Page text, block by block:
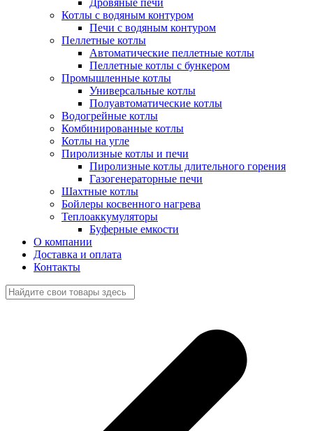
Дровяные печи
Котлы с водяным контуром
Печи с водяным контуром
Пеллетные котлы
Автоматические пеллетные котлы
Пеллетные котлы с бункером
Промышленные котлы
Универсальные котлы
Полуавтоматические котлы
Водогрейные котлы
Комбинированные котлы
Котлы на угле
Пиролизные котлы и печи
Пиролизные котлы длительного горения
Газогенераторные печи
Шахтные котлы
Бойлеры косвенного нагрева
Теплоаккумуляторы
Буферные емкости
О компании
Доставка и оплата
Контакты